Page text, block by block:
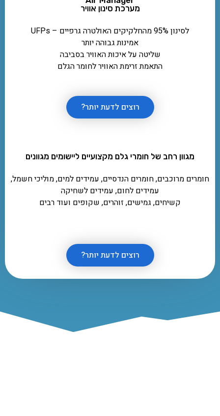
מערכת סינון אוויר
לסינון 95% מהחלקיקים האולטרה גרפיים – UFPs
אמינות גבוהה יותר
שליטה על איכות האוויר בסביבה
התאמת זרימת האוויר לחומר הגלם
רוצים לדעת יותר?
מגוון רחב של חומרי גלם מקצועיים ליישומים מגוונים
חומרים מרוכבים, חומרים הנדסיים, עמידים למים, מוליכי חשמל,
עמידים לחום, עמידים לשחיקה
קשיחים, גמישים, זוהרים, שקופים ועוד רבים
רוצים לדעת יותר?